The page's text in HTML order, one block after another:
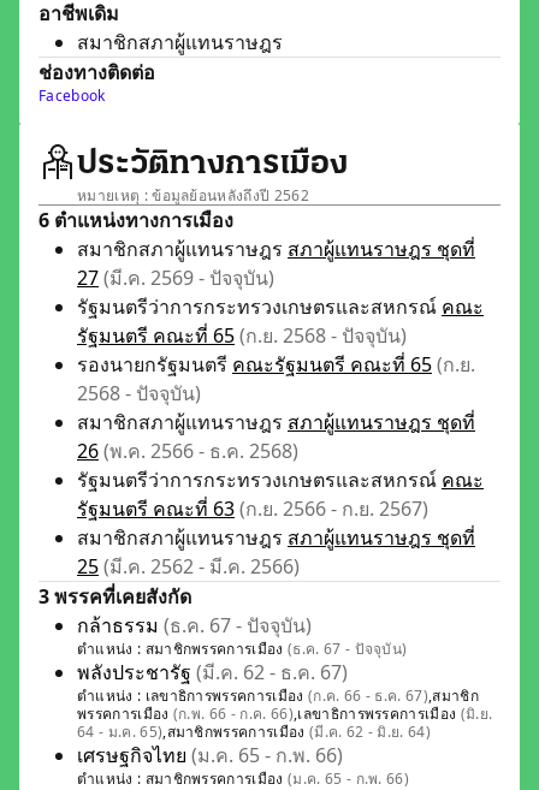
อาชีพเดิม
สมาชิกสภาผู้แทนราษฎร
ช่องทางติดต่อ
Facebook
ประวัติทางการเมือง
หมายเหตุ : ข้อมูลย้อนหลังถึงปี 2562
6 ตำแหน่งทางการเมือง
สมาชิกสภาผู้แทนราษฎร สภาผู้แทนราษฎร ชุดที่
27(มี.ค. 2569 - ปัจจุบัน)
รัฐมนตรีว่าการกระทรวงเกษตรและสหกรณ์ คณะ
รัฐมนตรี คณะที่ 65(ก.ย. 2568 - ปัจจุบัน)
รองนายกรัฐมนตรี คณะรัฐมนตรี คณะที่ 65(ก.ย.
2568 - ปัจจุบัน)
สมาชิกสภาผู้แทนราษฎร สภาผู้แทนราษฎร ชุดที่
26(พ.ค. 2566 - ธ.ค. 2568)
รัฐมนตรีว่าการกระทรวงเกษตรและสหกรณ์ คณะ
รัฐมนตรี คณะที่ 63(ก.ย. 2566 - ก.ย. 2567)
สมาชิกสภาผู้แทนราษฎร สภาผู้แทนราษฎร ชุดที่
25(มี.ค. 2562 - มี.ค. 2566)
3 พรรคที่เคยสังกัด
กล้าธรรม (ธ.ค. 67 - ปัจจุบัน)
ตำแหน่ง : สมาชิกพรรคการเมือง(ธ.ค. 67 - ปัจจุบัน)
พลังประชารัฐ (มี.ค. 62 - ธ.ค. 67)
ตำแหน่ง : เลขาธิการพรรคการเมือง (ก.ค. 66 - ธ.ค. 67),สมาชิก
พรรคการเมือง (ก.พ. 66 - ก.ค. 66),เลขาธิการพรรคการเมือง (มิ.ย.
64 - ม.ค. 65),สมาชิกพรรคการเมือง (มี.ค. 62 - มิ.ย. 64)
เศรษฐกิจไทย (ม.ค. 65 - ก.พ. 66)
ตำแหน่ง : สมาชิกพรรคการเมือง(ม.ค. 65 - ก.พ. 66)